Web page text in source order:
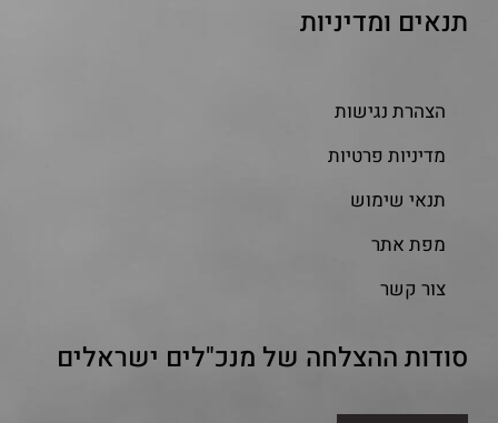
תנאים ומדיניות
הצהרת נגישות
מדיניות פרטיות
תנאי שימוש
מפת אתר
צור קשר
סודות ההצלחה של מנכ"לים ישראלים